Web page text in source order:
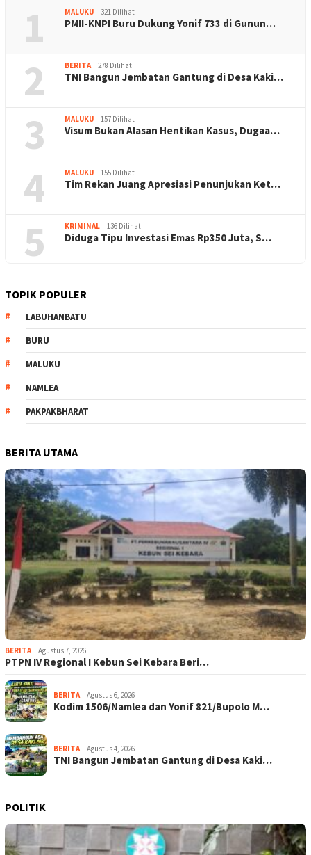
1 MALUKU 321 Dilihat
PMII-KNPI Buru Dukung Yonif 733 di Gunun…
2 BERITA 278 Dilihat
TNI Bangun Jembatan Gantung di Desa Kaki…
3 MALUKU 157 Dilihat
Visum Bukan Alasan Hentikan Kasus, Dugaa…
4 MALUKU 155 Dilihat
Tim Rekan Juang Apresiasi Penunjukan Ket…
5 KRIMINAL 136 Dilihat
Diduga Tipu Investasi Emas Rp350 Juta, S…
TOPIK POPULER
LABUHANBATU
BURU
MALUKU
NAMLEA
PAKPAKBHARAT
BERITA UTAMA
BERITA Agustus 7, 2026
PTPN IV Regional I Kebun Sei Kebara Beri…
BERITA Agustus 6, 2026
Kodim 1506/Namlea dan Yonif 821/Bupolo M…
BERITA Agustus 4, 2026
TNI Bangun Jembatan Gantung di Desa Kaki…
POLITIK